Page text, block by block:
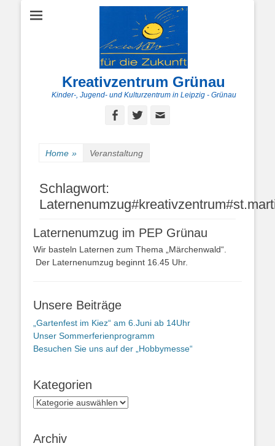
Kreativzentrum Grünau
Kinder-, Jugend- und Kulturzentrum in Leipzig - Grünau
Facebook
Twitter
Home » Veranstaltung
Schlagwort:
Laternenumzug im PEP Grünau
Wir basteln Laternen zum Thema „Märchenwald“.
Der Laternenumzug beginnt 16.45 Uhr.
Unsere Beiträge
„Gartenfest im Kiez“ am 6.Juni ab 14Uhr
Unser Sommerferienprogramm
Besuchen Sie uns auf der „Hobbymesse“
Kategorien
Kategorien
Archiv